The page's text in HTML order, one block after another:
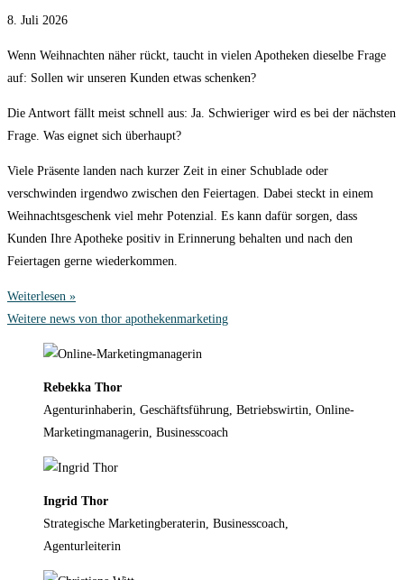
8. Juli 2026
Wenn Weihnachten näher rückt, taucht in vielen Apotheken dieselbe Frage
auf: Sollen wir unseren Kunden etwas schenken?
Die Antwort fällt meist schnell aus: Ja. Schwieriger wird es bei der nächsten
Frage. Was eignet sich überhaupt?
Viele Präsente landen nach kurzer Zeit in einer Schublade oder
verschwinden irgendwo zwischen den Feiertagen. Dabei steckt in einem
Weihnachtsgeschenk viel mehr Potenzial. Es kann dafür sorgen, dass
Kunden Ihre Apotheke positiv in Erinnerung behalten und nach den
Feiertagen gerne wiederkommen.
Weiterlesen »
Weitere news von thor apothekenmarketing
Rebekka Thor
Agenturinhaberin, Geschäftsführung, Betriebswirtin, Online-
Marketingmanagerin, Businesscoach
Ingrid Thor
Strategische Marketingberaterin, Businesscoach,
Agenturleiterin